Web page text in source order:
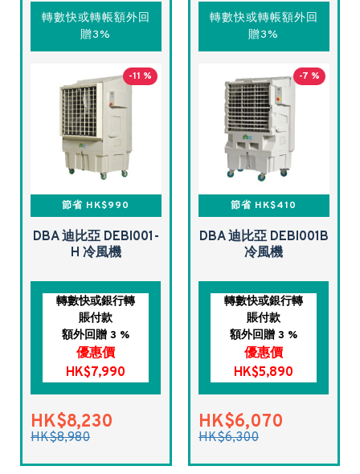
轉數快或轉帳額外回
贈3%
-11 %
節省 HK$990
DBA 迪比亞 DEBI001-
H 冷風機
轉數快或銀行轉
賬付款
額外回贈 3 %
優惠價
HK$7,990
HK$8,230
HK$8,980
轉數快或轉帳額外回
贈3%
-7 %
節省 HK$410
DBA 迪比亞 DEBI001B
冷風機
轉數快或銀行轉
賬付款
額外回贈 3 %
優惠價
HK$5,890
HK$6,070
HK$6,300